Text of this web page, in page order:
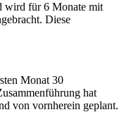
wird für 6 Monate mit
Diese
Monat 30
hat
von vornherein geplant.